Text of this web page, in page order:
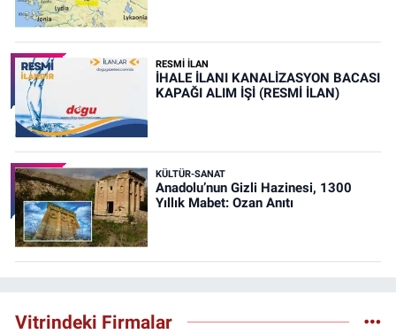
RESMİ İLAN
İHALE İLANI KANALİZASYON BACASI
KAPAĞI ALIM İŞİ (RESMİ İLAN)
KÜLTÜR-SANAT
Anadolu’nun Gizli Hazinesi, 1300
Yıllık Mabet: Ozan Anıtı
Vitrindeki Firmalar